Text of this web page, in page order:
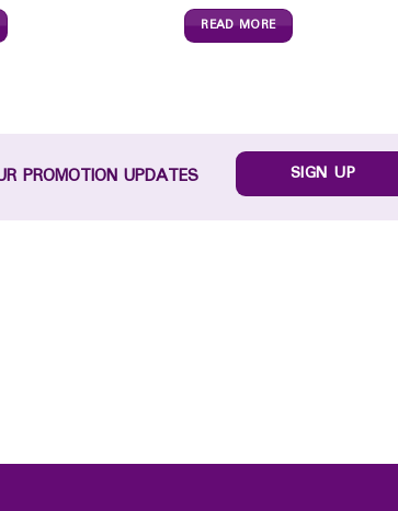
READ MORE
PROMOTION UPDATES SIGN UP